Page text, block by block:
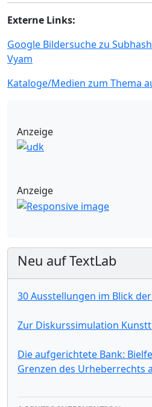
Externe Links:
Google Bildersuche zu
Vyam
Kataloge/Medien zum Thema
Anzeige
Anzeige
Neu auf TextLab
30 Ausstellungen im Blick der
Zur Diskurssimulation
Die aufgerichtete Bank:
Grenzen des Urheberrechts